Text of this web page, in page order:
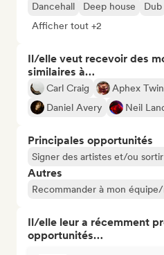
Dancehall
Deep house Dub
Afficher tout +2
Il/elle veut recevoir des
similaires à…
Carl Craig Aphex Twin
Daniel Avery
Neil
Principales opportunités
Signer des artistes et/ou
Autres
Recommander à mon équipe/
Il/elle leur a récemment
opportunités…